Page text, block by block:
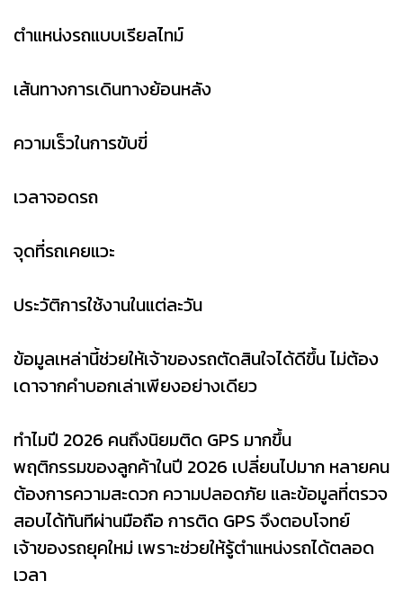
ตำแหน่งรถแบบเรียลไทม์
เส้นทางการเดินทางย้อนหลัง
ความเร็วในการขับขี่
เวลาจอดรถ
จุดที่รถเคยแวะ
ประวัติการใช้งานในแต่ละวัน
ข้อมูลเหล่านี้ช่วยให้เจ้าของรถตัดสินใจได้ดีขึ้น ไม่ต้อง
เดาจากคำบอกเล่าเพียงอย่างเดียว
ทำไมปี 2026 คนถึงนิยมติด GPS มากขึ้น
พฤติกรรมของลูกค้าในปี 2026 เปลี่ยนไปมาก หลายคน
ต้องการความสะดวก ความปลอดภัย และข้อมูลที่ตรวจ
สอบได้ทันทีผ่านมือถือ การติด GPS จึงตอบโจทย์
เจ้าของรถยุคใหม่ เพราะช่วยให้รู้ตำแหน่งรถได้ตลอด
เวลา